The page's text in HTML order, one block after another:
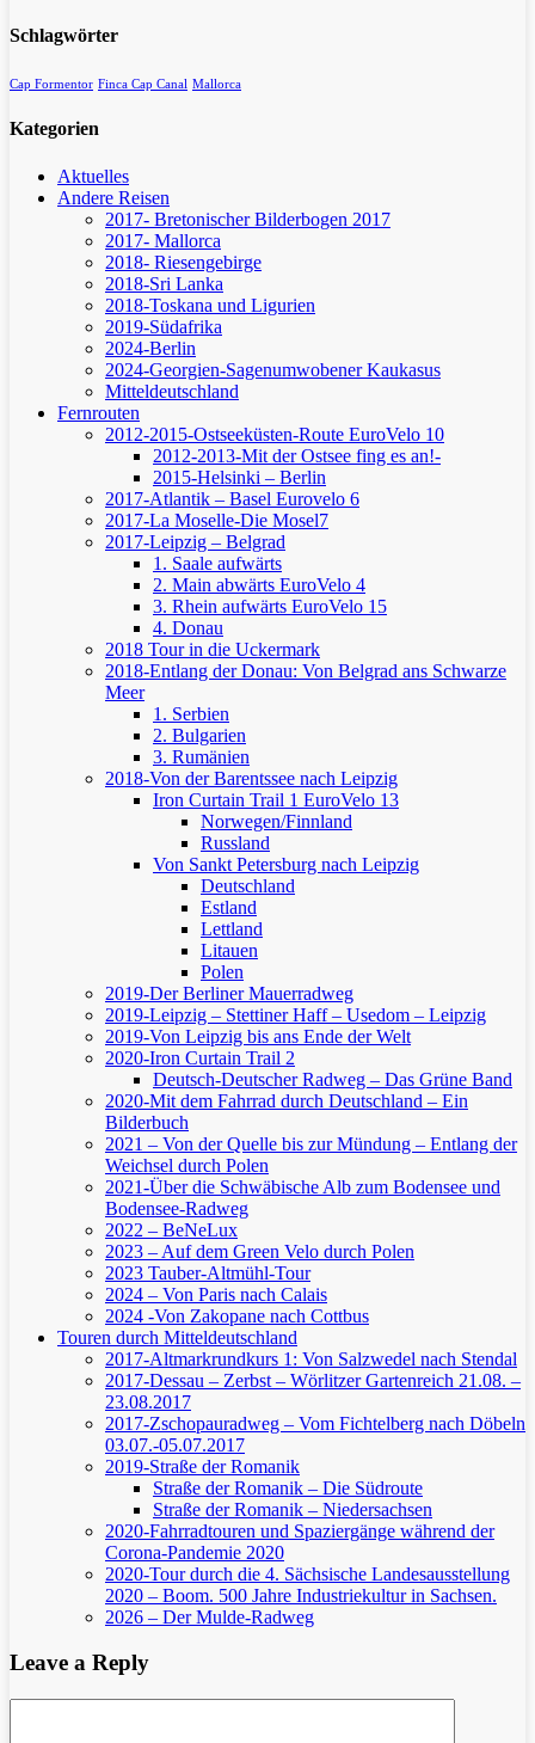
Schlagwörter
Cap Formentor Finca Cap Canal Mallorca
Kategorien
Aktuelles
Andere Reisen
2017- Bretonischer Bilderbogen 2017
2017- Mallorca
2018- Riesengebirge
2018-Sri Lanka
2018-Toskana und Ligurien
2019-Südafrika
2024-Berlin
2024-Georgien-Sagenumwobener Kaukasus
Mitteldeutschland
Fernrouten
2012-2015-Ostseeküsten-Route EuroVelo 10
2012-2013-Mit der Ostsee fing es an!-
2015-Helsinki – Berlin
2017-Atlantik – Basel Eurovelo 6
2017-La Moselle-Die Mosel7
2017-Leipzig – Belgrad
1. Saale aufwärts
2. Main abwärts EuroVelo 4
3. Rhein aufwärts EuroVelo 15
4. Donau
2018 Tour in die Uckermark
2018-Entlang der Donau: Von Belgrad ans Schwarze
Meer
1. Serbien
2. Bulgarien
3. Rumänien
2018-Von der Barentssee nach Leipzig
Iron Curtain Trail 1 EuroVelo 13
Norwegen/Finnland
Russland
Von Sankt Petersburg nach Leipzig
Deutschland
Estland
Lettland
Litauen
Polen
2019-Der Berliner Mauerradweg
2019-Leipzig – Stettiner Haff – Usedom – Leipzig
2019-Von Leipzig bis ans Ende der Welt
2020-Iron Curtain Trail 2
Deutsch-Deutscher Radweg – Das Grüne Band
2020-Mit dem Fahrrad durch Deutschland – Ein
Bilderbuch
2021 – Von der Quelle bis zur Mündung – Entlang der
Weichsel durch Polen
2021-Über die Schwäbische Alb zum Bodensee und
Bodensee-Radweg
2022 – BeNeLux
2023 – Auf dem Green Velo durch Polen
2023 Tauber-Altmühl-Tour
2024 – Von Paris nach Calais
2024 -Von Zakopane nach Cottbus
Touren durch Mitteldeutschland
2017-Altmarkrundkurs 1: Von Salzwedel nach Stendal
2017-Dessau – Zerbst – Wörlitzer Gartenreich 21.08. –
23.08.2017
2017-Zschopauradweg – Vom Fichtelberg nach Döbeln
03.07.-05.07.2017
2019-Straße der Romanik
Straße der Romanik – Die Südroute
Straße der Romanik – Niedersachsen
2020-Fahrradtouren und Spaziergänge während der
Corona-Pandemie 2020
2020-Tour durch die 4. Sächsische Landesausstellung
2020 – Boom. 500 Jahre Industriekultur in Sachsen.
2026 – Der Mulde-Radweg
Leave a Reply